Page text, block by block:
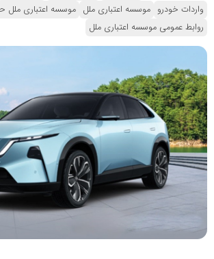
واردات خودرو موسسه اعتباری ملل موسسه اعتباری ملل
روابط عمومی موسسه اعتباری ملل